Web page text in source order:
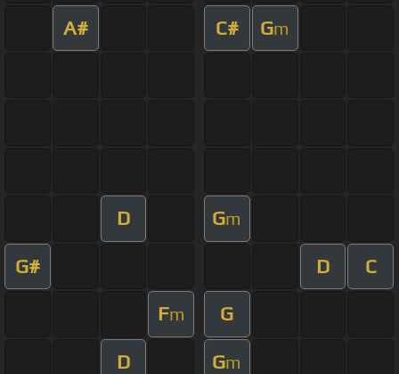
A# C# Gm
D Gm
G# D C
Fm G
D Gm